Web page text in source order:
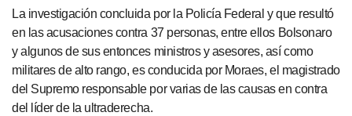
La investigación concluida por la Policía Federal y que resultó
en las acusaciones contra 37 personas, entre ellos Bolsonaro
y algunos de sus entonces ministros y asesores, así como
militares de alto rango, es conducida por Moraes, el magistrado
del Supremo responsable por varias de las causas en contra
del líder de la ultraderecha.